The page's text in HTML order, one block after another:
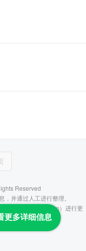
Reserved
并通过人工进行整理。
）进行更
更多详细信息